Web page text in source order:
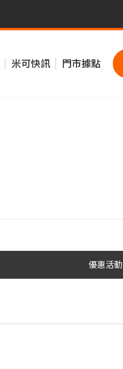
米可快訊 門市據點
優惠活動